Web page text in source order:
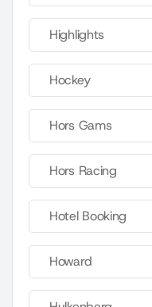
Highlights
Hockey
Hors Gams
Hors Racing
Hotel Booking
Howard